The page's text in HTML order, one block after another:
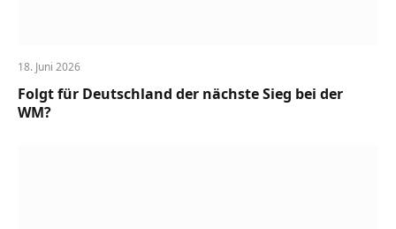
18. Juni 2026
Folgt für Deutschland der nächste Sieg bei der
WM?